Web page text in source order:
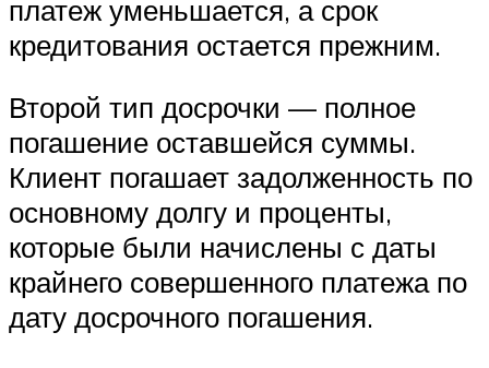
платеж уменьшается, а срок
кредитования остается прежним.
Второй тип досрочки — полное
погашение оставшейся суммы.
Клиент погашает задолженность по
основному долгу и проценты,
которые были начислены с даты
крайнего совершенного платежа по
дату досрочного погашения.